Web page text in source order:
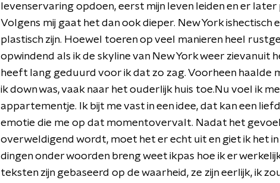
levenservaring opdoen, eerst mijn leven leiden en er later
Volgens mij gaat het dan ook dieper. New York ishectisch
plastisch zijn. Hoewel toeren op veel manieren heel
opwindend als ik de skyline van New York weer zievanuit
heeft lang geduurd voor ik dat zo zag. Voorheen haalde
ik down was, vaak naar het ouderlijk huis toe.Nu voel ik
appartementje. Ik bijt me vast in een idee, dat kan een
emotie die me op dat momentovervalt. Nadat het
overweldigend wordt, moet het er echt uit en giet ik het in
dingen onder woorden breng weet ikpas hoe ik er
teksten zijn gebaseerd op de waarheid, ze zijn eerlijk, ik